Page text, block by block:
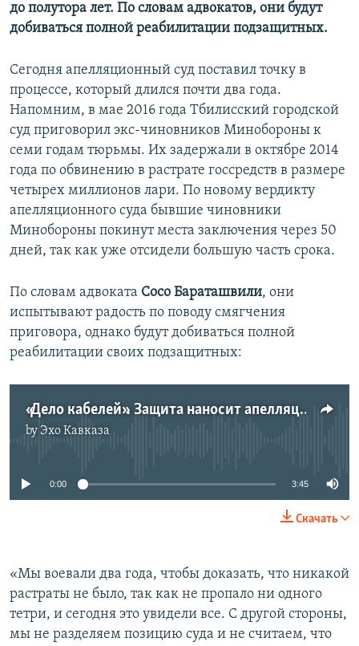
до полутора лет. По словам адвокатов, они будут
добиваться полной реабилитации подзащитных.
Сегодня апелляционный суд поставил точку в
процессе, который длился почти два года.
Напомним, в мае 2016 года Тбилисский городской
суд приговорил экс-чиновников Минобороны к
семи годам тюрьмы. Их задержали в октябре 2014
года по обвинению в растрате госсредств в размере
четырех миллионов лари. По новому вердикту
апелляционного суда бывшие чиновники
Минобороны покинут места заключения через 50
дней, так как уже отсидели большую часть срока.
По словам адвоката Сосо Бараташвили, они
испытывают радость по поводу смягчения
приговора, однако будут добиваться полной
реабилитации своих подзащитных:
«Дело кабелей». Защита наносит апелляционный удар
by Эхо Кавказа
0:00 3:45
Скачать
«Мы воевали два года, чтобы доказать, что никакой
растраты не было, так как не пропало ни одного
тетри, и сегодня это увидели все. С другой стороны,
мы не разделяем позицию суда и не считаем, что